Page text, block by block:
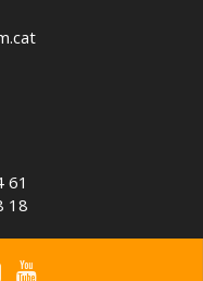
61
18